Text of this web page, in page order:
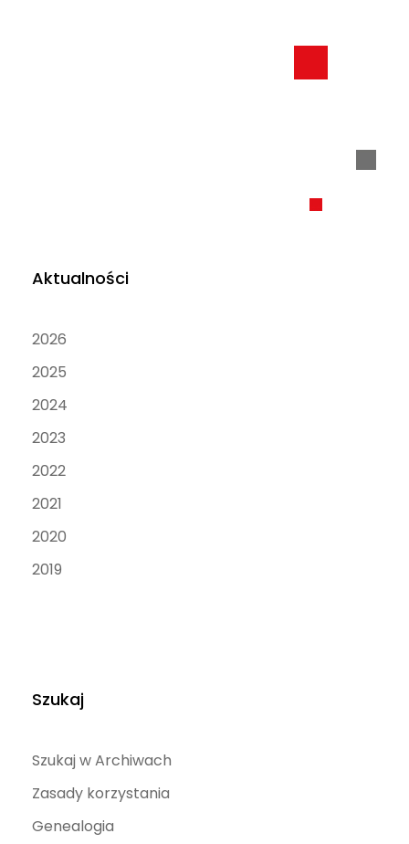
Aktualności
2026
2025
2024
2023
2022
2021
2020
2019
Szukaj
Szukaj w Archiwach
Zasady korzystania
Genealogia